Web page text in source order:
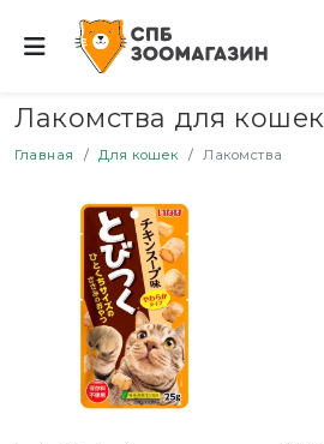
Лакомства для кошек
Главная Для кошек Лакомства